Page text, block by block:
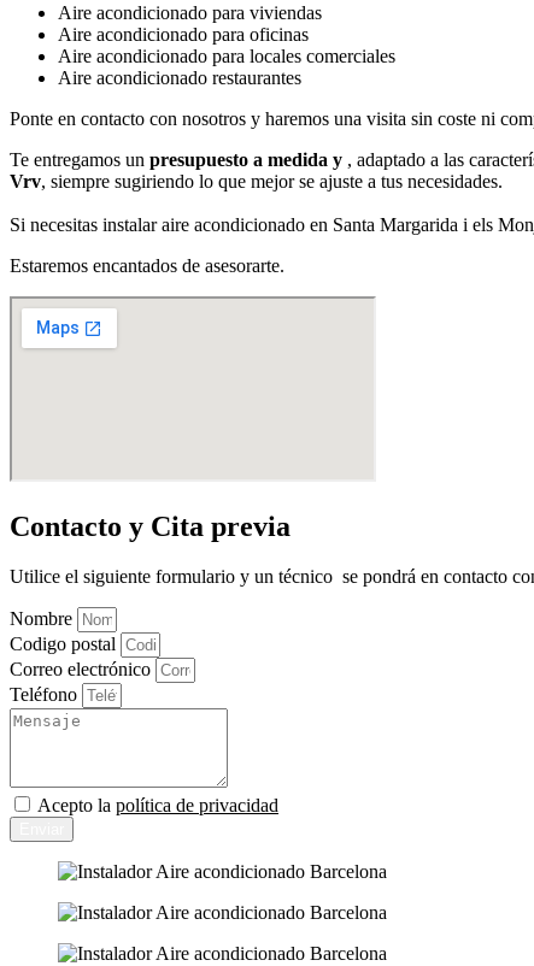
Aire acondicionado para viviendas
Aire acondicionado para oficinas
Aire acondicionado para locales comerciales
Aire acondicionado restaurantes
Ponte en contacto con nosotros y haremos una visita sin coste ni
Te entregamos un presupuesto a medida y , adaptado a las
Vrv, siempre sugiriendo lo que mejor se ajuste a tus necesidades.
Si necesitas instalar aire acondicionado en Santa Margarida i els
Estaremos encantados de asesorarte.
Contacto y Cita previa
Utilice el siguiente formulario y un técnico se pondrá en contacto
Nombre
Codigo postal
Correo electrónico
Teléfono
Acepto la política de privacidad